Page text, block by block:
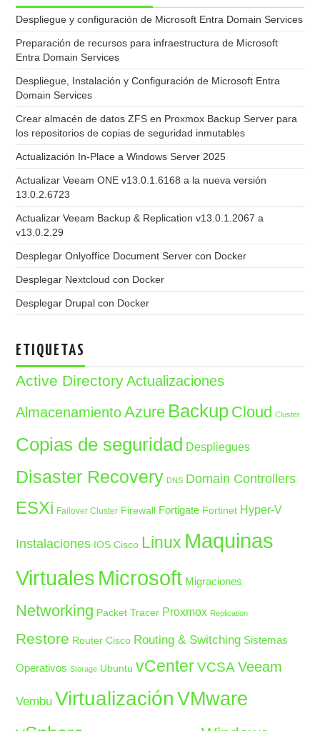
Despliegue y configuración de Microsoft Entra Domain Services
Preparación de recursos para infraestructura de Microsoft
Entra Domain Services
Despliegue, Instalación y Configuración de Microsoft Entra
Domain Services
Crear almacén de datos ZFS en Proxmox Backup Server para
los repositorios de copias de seguridad inmutables
Actualización In-Place a Windows Server 2025
Actualizar Veeam ONE v13.0.1.6168 a la nueva versión
13.0.2.6723
Actualizar Veeam Backup & Replication v13.0.1.2067 a
v13.0.2.29
Desplegar Onlyoffice Document Server con Docker
Desplegar Nextcloud con Docker
Desplegar Drupal con Docker
ETIQUETAS
Active Directory Actualizaciones
Almacenamiento Azure Backup Cloud Cluster
Copias de seguridad Despliegues
Disaster Recovery DNS Domain Controllers
ESXi Failover Cluster Firewall Fortigate Fortinet Hyper-V
Instalaciones IOS Cisco Linux Maquinas
Virtuales Microsoft Migraciones
Networking Packet Tracer Proxmox Replication
Restore Router Cisco Routing & Switching Sistemas
Operativos Storage Ubuntu vCenter VCSA Veeam
Vembu Virtualización VMware